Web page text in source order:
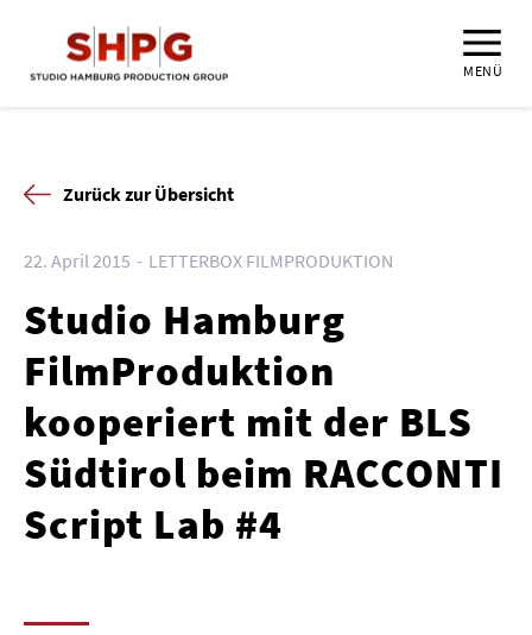
MENÜ
Zurück zur Übersicht
22. April 2015 LETTERBOX FILMPRODUKTION
Studio Hamburg
FilmProduktion
kooperiert mit der BLS
Südtirol beim RACCONTI
Script Lab #4